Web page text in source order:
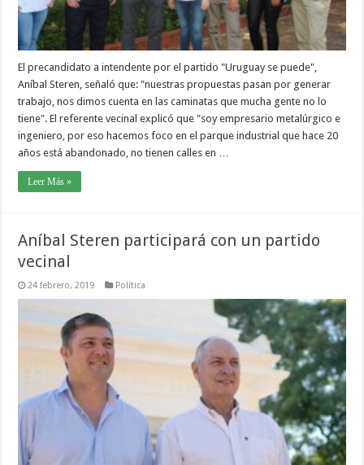
El precandidato a intendente por el partido "Uruguay se puede",
Aníbal Steren, señaló que: "nuestras propuestas pasan por generar
trabajo, nos dimos cuenta en las caminatas que mucha gente no lo
tiene". El referente vecinal explicó que "soy empresario metalúrgico e
ingeniero, por eso hacemos foco en el parque industrial que hace 20
años está abandonado, no tienen calles en …
Leer Más »
Aníbal Steren participará con un partido
vecinal
24 febrero, 2019 Política